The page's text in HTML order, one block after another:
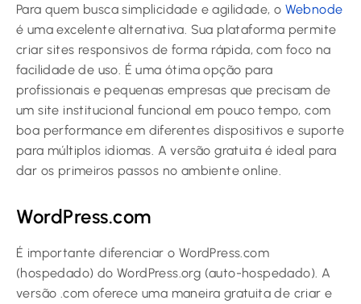
Para quem busca simplicidade e agilidade, o Webnode
é uma excelente alternativa. Sua plataforma permite
criar sites responsivos de forma rápida, com foco na
facilidade de uso. É uma ótima opção para
profissionais e pequenas empresas que precisam de
um site institucional funcional em pouco tempo, com
boa performance em diferentes dispositivos e suporte
para múltiplos idiomas. A versão gratuita é ideal para
dar os primeiros passos no ambiente online.
WordPress.com
É importante diferenciar o WordPress.com
(hospedado) do WordPress.org (auto-hospedado). A
versão .com oferece uma maneira gratuita de criar e